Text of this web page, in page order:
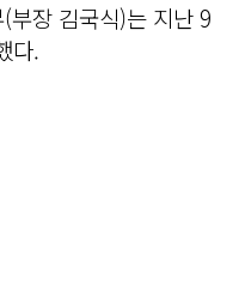
부장 김국식)는 지난 9
다.